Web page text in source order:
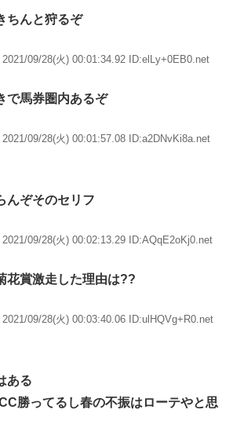
ちんと狩るぞ
2021/09/28(火) 00:01:34.92 ID:elLy+0EB0.net
で馬券圏内あるぞ
2021/09/28(火) 00:01:57.08 ID:a2DNvKi8a.net
んぞそのセリフ
2021/09/28(火) 00:02:13.29 ID:AQqE2oKj0.net
花賞激走した理由は??
2021/09/28(火) 00:03:40.06 ID:ulHQVg+R0.net
ある
勝ってるし春の不振はローテやと思